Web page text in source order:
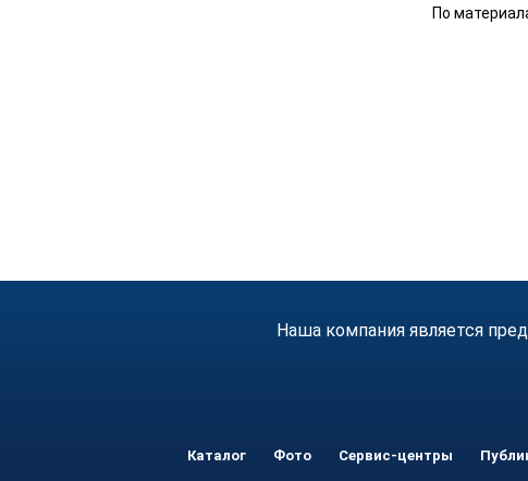
По
Наша компания является
Каталог Фото Сервис-центры